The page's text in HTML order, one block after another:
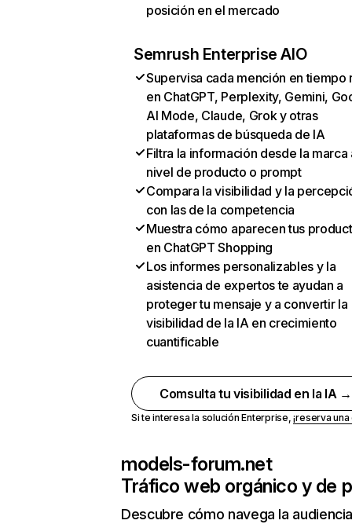
posición en el mercado
Semrush Enterprise AIO
Supervisa cada mención en tiempo
en ChatGPT, Perplexity, Gemini,
AI Mode, Claude, Grok y otras
plataformas de búsqueda de IA
Filtra la información desde la marca
nivel de producto o prompt
Compara la visibilidad y la
con las de la competencia
Muestra cómo aparecen tus
en ChatGPT Shopping
Los informes personalizables y la
asistencia de expertos te ayudan a
proteger tu mensaje y a convertir la
visibilidad de la IA en crecimiento
cuantificable
Comsulta tu visibilidad en la IA →
Si te interesa la solución Enterprise,¡reserva
models-forum.net
Tráfico web orgánico y de
Descubre cómo navega la